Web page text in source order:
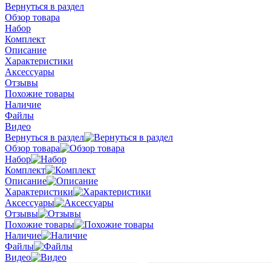
Вернуться в раздел
Обзор товара
Набор
Комплект
Описание
Характеристики
Аксессуары
Отзывы
Похожие товары
Наличие
Файлы
Видео
Вернуться в раздел
Обзор товара
Набор
Комплект
Описание
Характеристики
Аксессуары
Отзывы
Похожие товары
Наличие
Файлы
Видео